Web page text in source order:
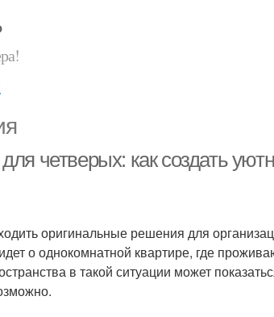
четверых: как создать
оригинальные решения для
о однокомнатной квартире, где
в такой ситуации может